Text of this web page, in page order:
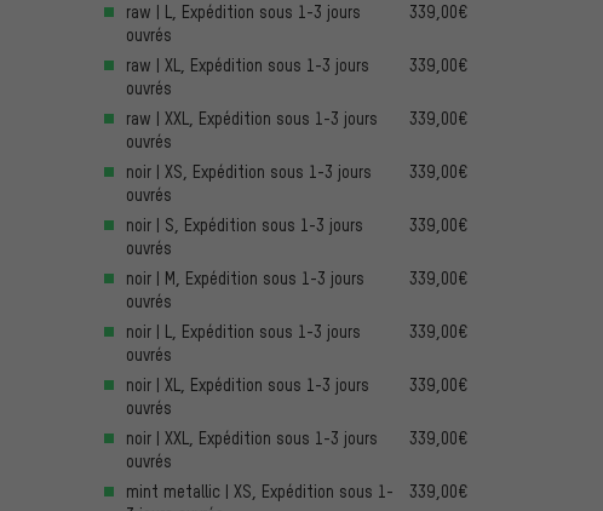
raw | L, Expédition sous 1-3 jours
ouvrés
339,00€
raw | XL, Expédition sous 1-3 jours
ouvrés
339,00€
raw | XXL, Expédition sous 1-3 jours
ouvrés
339,00€
noir | XS, Expédition sous 1-3 jours
ouvrés
339,00€
noir | S, Expédition sous 1-3 jours
ouvrés
339,00€
noir | M, Expédition sous 1-3 jours
ouvrés
339,00€
noir | L, Expédition sous 1-3 jours
ouvrés
339,00€
noir | XL, Expédition sous 1-3 jours
ouvrés
339,00€
noir | XXL, Expédition sous 1-3 jours
ouvrés
339,00€
mint metallic | XS, Expédition sous 1-
339,00€